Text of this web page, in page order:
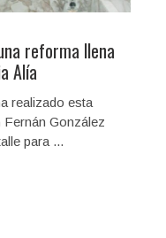
reforma llena
Alía
realizado esta
González
para ...